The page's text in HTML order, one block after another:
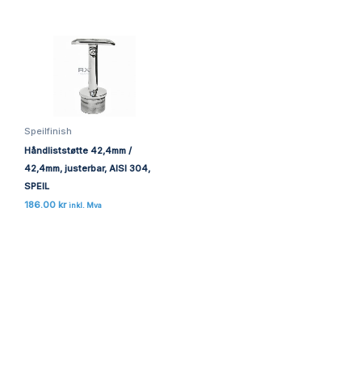
Speilfinish
Håndliststøtte 42,4mm /
42,4mm, justerbar, AISI 304,
SPEIL
186.00 kr inkl. Mva